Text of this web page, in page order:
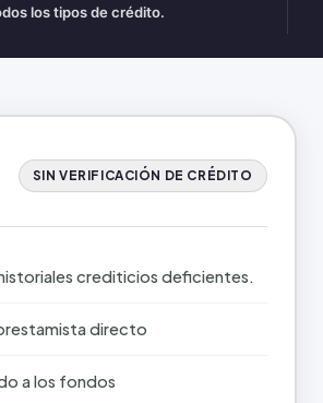
los tipos de crédito.
SIN VERIFICACIÓN DE CRÉDITO
crediticios deficientes.
directo
a los fondos